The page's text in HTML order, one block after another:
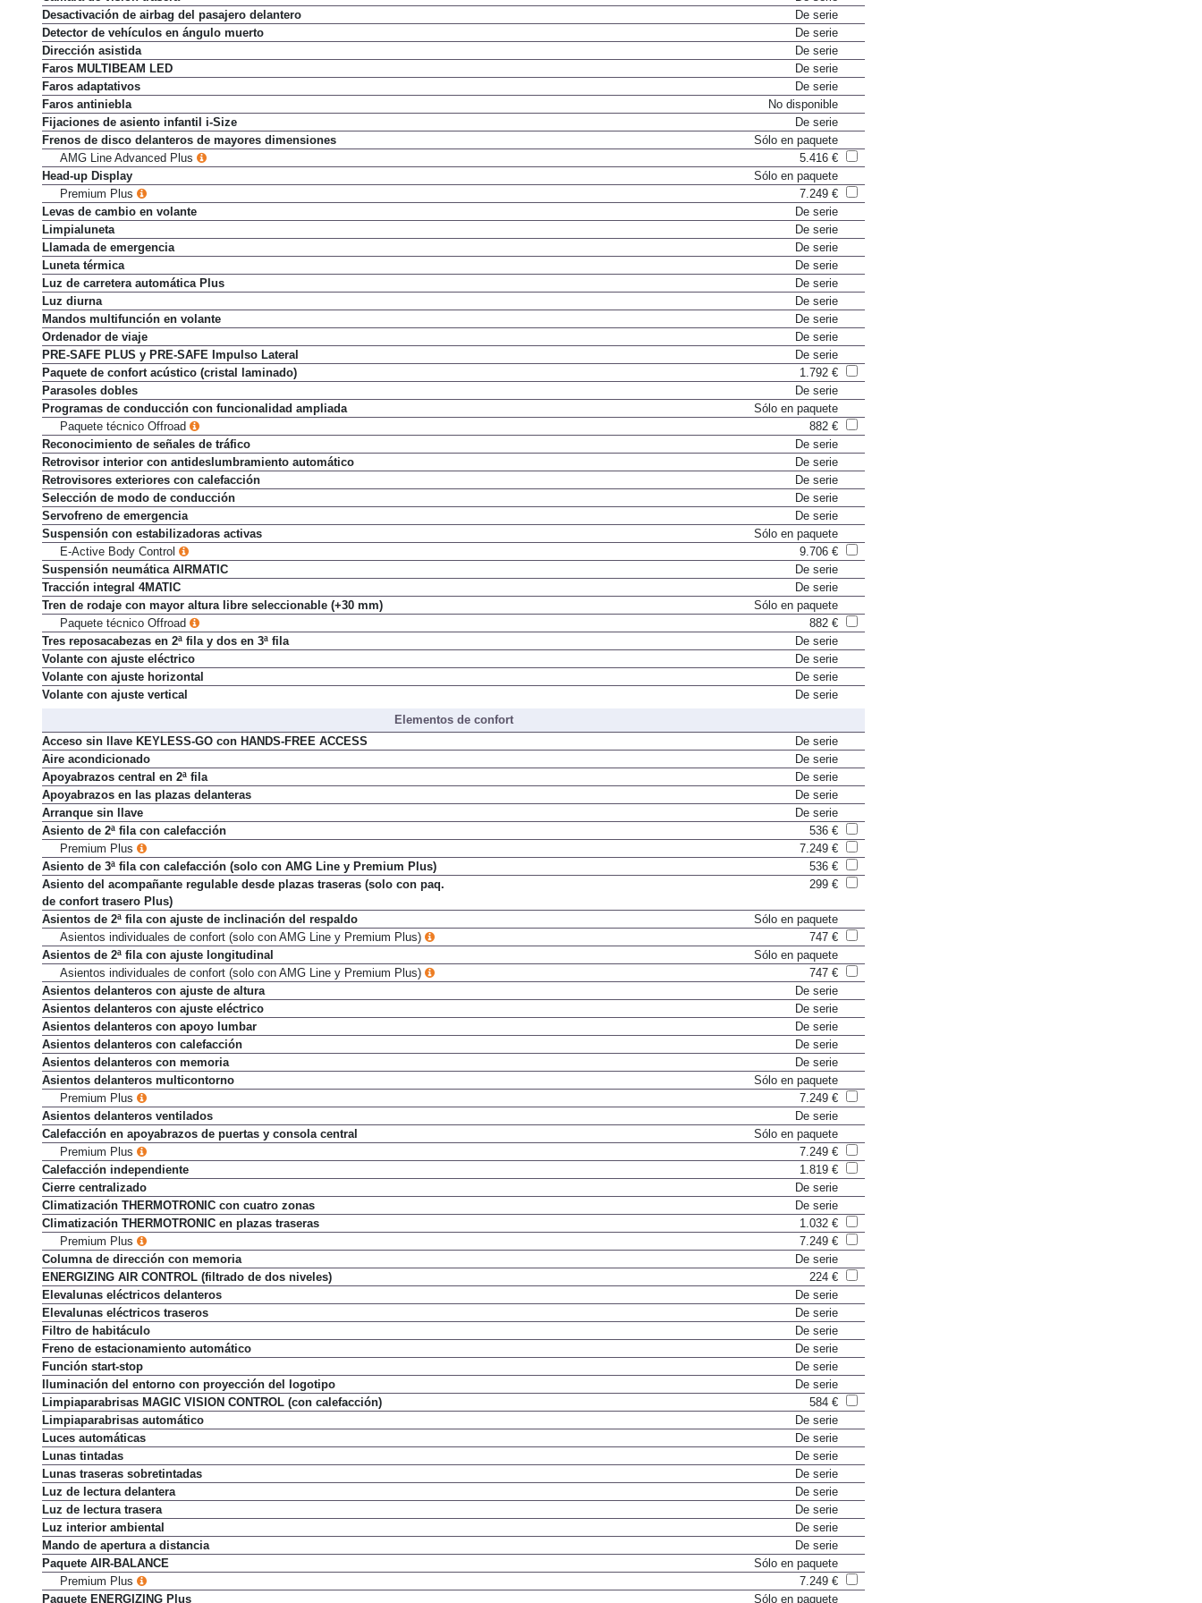
Desactivación de airbag del pasajero delantero
De serie
Detector de vehículos en ángulo muerto
De serie
Dirección asistida
De serie
Faros MULTIBEAM LED
De serie
Faros adaptativos
De serie
Faros antiniebla
No disponible
Fijaciones de asiento infantil i-Size
De serie
Frenos de disco delanteros de mayores dimensiones
Sólo en paquete
AMG Line Advanced Plus
5.416 €
Head-up Display
Sólo en paquete
Premium Plus
7.249 €
Levas de cambio en volante
De serie
Limpialuneta
De serie
Llamada de emergencia
De serie
Luneta térmica
De serie
Luz de carretera automática Plus
De serie
Luz diurna
De serie
Mandos multifunción en volante
De serie
Ordenador de viaje
De serie
PRE-SAFE PLUS y PRE-SAFE Impulso Lateral
De serie
Paquete de confort acústico (cristal laminado)
1.792 €
Parasoles dobles
De serie
Programas de conducción con funcionalidad ampliada
Sólo en paquete
Paquete técnico Offroad
882 €
Reconocimiento de señales de tráfico
De serie
Retrovisor interior con antideslumbramiento automático
De serie
Retrovisores exteriores con calefacción
De serie
Selección de modo de conducción
De serie
Servofreno de emergencia
De serie
Suspensión con estabilizadoras activas
Sólo en paquete
E-Active Body Control
9.706 €
Suspensión neumática AIRMATIC
De serie
Tracción integral 4MATIC
De serie
Tren de rodaje con mayor altura libre seleccionable (+30 mm)
Sólo en paquete
Paquete técnico Offroad
882 €
Tres reposacabezas en 2ª fila y dos en 3ª fila
De serie
Volante con ajuste eléctrico
De serie
Volante con ajuste horizontal
De serie
Volante con ajuste vertical
De serie
Elementos de confort
Acceso sin llave KEYLESS-GO con HANDS-FREE ACCESS
De serie
Aire acondicionado
De serie
Apoyabrazos central en 2ª fila
De serie
Apoyabrazos en las plazas delanteras
De serie
Arranque sin llave
De serie
Asiento de 2ª fila con calefacción
536 €
Premium Plus
7.249 €
Asiento de 3ª fila con calefacción (solo con AMG Line y Premium Plus)
536 €
Asiento del acompañante regulable desde plazas traseras (solo con paq.
de confort trasero Plus)
299 €
Asientos de 2ª fila con ajuste de inclinación del respaldo
Sólo en paquete
Asientos individuales de confort (solo con AMG Line y Premium Plus)
747 €
Asientos de 2ª fila con ajuste longitudinal
Sólo en paquete
Asientos individuales de confort (solo con AMG Line y Premium Plus)
747 €
Asientos delanteros con ajuste de altura
De serie
Asientos delanteros con ajuste eléctrico
De serie
Asientos delanteros con apoyo lumbar
De serie
Asientos delanteros con calefacción
De serie
Asientos delanteros con memoria
De serie
Asientos delanteros multicontorno
Sólo en paquete
Premium Plus
7.249 €
Asientos delanteros ventilados
De serie
Calefacción en apoyabrazos de puertas y consola central
Sólo en paquete
Premium Plus
7.249 €
Calefacción independiente
1.819 €
Cierre centralizado
De serie
Climatización THERMOTRONIC con cuatro zonas
De serie
Climatización THERMOTRONIC en plazas traseras
1.032 €
Premium Plus
7.249 €
Columna de dirección con memoria
De serie
ENERGIZING AIR CONTROL (filtrado de dos niveles)
224 €
Elevalunas eléctricos delanteros
De serie
Elevalunas eléctricos traseros
De serie
Filtro de habitáculo
De serie
Freno de estacionamiento automático
De serie
Función start-stop
De serie
Iluminación del entorno con proyección del logotipo
De serie
Limpiaparabrisas MAGIC VISION CONTROL (con calefacción)
584 €
Limpiaparabrisas automático
De serie
Luces automáticas
De serie
Lunas tintadas
De serie
Lunas traseras sobretintadas
De serie
Luz de lectura delantera
De serie
Luz de lectura trasera
De serie
Luz interior ambiental
De serie
Mando de apertura a distancia
De serie
Paquete AIR-BALANCE
Sólo en paquete
Premium Plus
7.249 €
Paquete ENERGIZING Plus
Sólo en paquete